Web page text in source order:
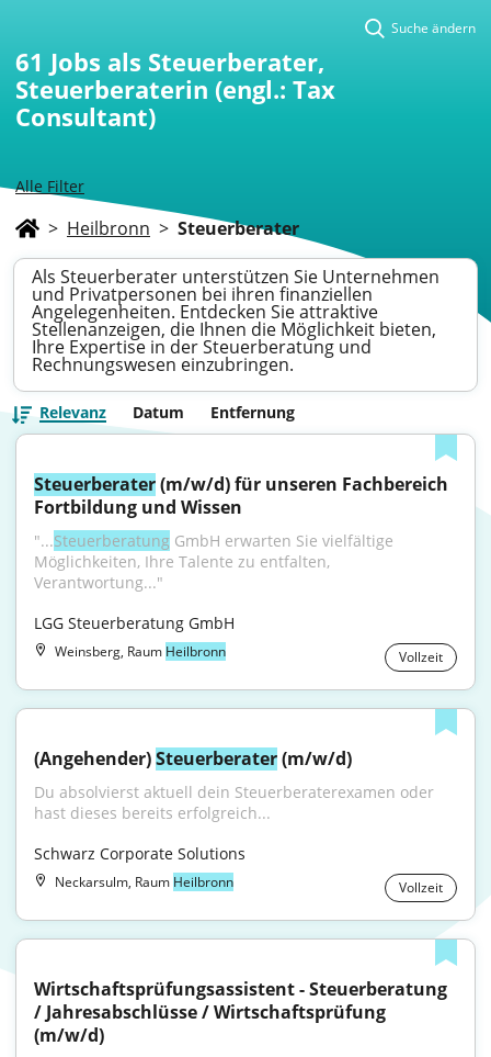
Alle Filter
Suche ändern
61 Jobs als Steuerberater,
Steuerberaterin (engl.: Tax
Consultant)
> Heilbronn > Steuerberater
Als Steuerberater unterstützen Sie Unternehmen
und Privatpersonen bei ihren finanziellen
Angelegenheiten. Entdecken Sie attraktive
Stellenanzeigen, die Ihnen die Möglichkeit bieten,
Ihre Expertise in der Steuerberatung und
Rechnungswesen einzubringen.
Relevanz Datum Entfernung
Steuerberater (m/w/d) für unseren Fachbereich
Fortbildung und Wissen
"...Steuerberatung GmbH erwarten Sie vielfältige
Möglichkeiten, Ihre Talente zu entfalten,
Verantwortung..."
LGG Steuerberatung GmbH
Weinsberg, Raum Heilbronn Vollzeit
(Angehender) Steuerberater (m/w/d)
Du absolvierst aktuell dein Steuerberaterexamen oder
hast dieses bereits erfolgreich...
Schwarz Corporate Solutions
Neckarsulm, Raum Heilbronn Vollzeit
Wirtschaftsprüfungsassistent - Steuerberatung
/ Jahresabschlüsse / Wirtschaftsprüfung
(m/w/d)